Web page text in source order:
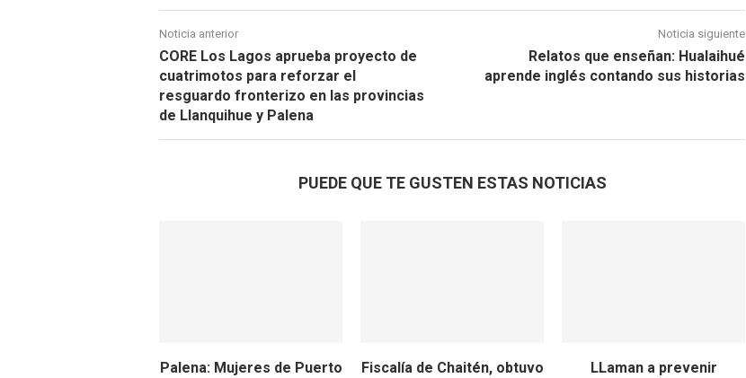
Noticia anterior
CORE Los Lagos aprueba proyecto de
cuatrimotos para reforzar el
resguardo fronterizo en las provincias
de Llanquihue y Palena
Noticia siguiente
Relatos que enseñan: Hualaihué
aprende inglés contando sus historias
PUEDE QUE TE GUSTEN ESTAS NOTICIAS
Palena: Mujeres de Puerto
Fiscalía de Chaitén, obtuvo
LLaman a prevenir